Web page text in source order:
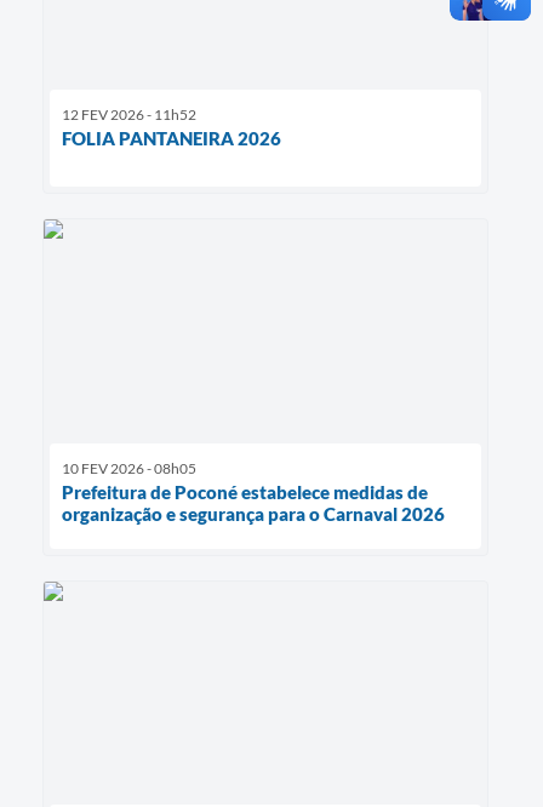
12 FEV 2026 - 11h52
FOLIA PANTANEIRA 2026
10 FEV 2026 - 08h05
Prefeitura de Poconé estabelece medidas de
organização e segurança para o Carnaval 2026